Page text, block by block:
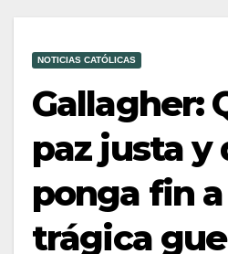
NOTICIAS CATÓLICAS
Gallagher:
paz justa y
ponga fin
trágica